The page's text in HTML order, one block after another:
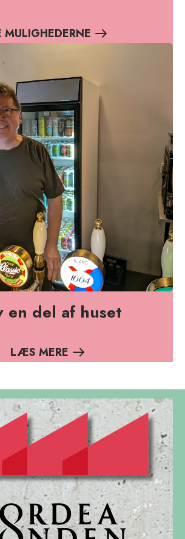
MULIGHEDERNE
en del af huset
LÆS MERE